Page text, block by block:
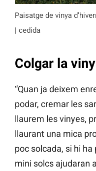
Paisatge de vinya
| cedida
Colgar la
“Quan ja deixem
podar, cremar les
llaurem les vinyes,
llaurant una mica
poc solcada, si hi
mini solcs ajudaran